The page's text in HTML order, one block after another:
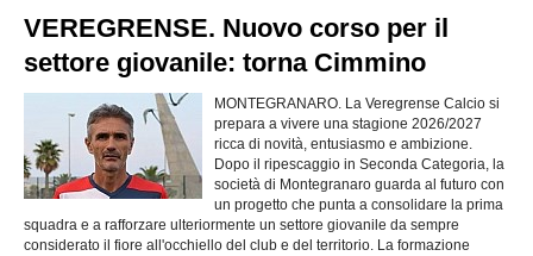
VEREGRENSE. Nuovo corso per il
settore giovanile: torna Cimmino
MONTEGRANARO. La Veregrense Calcio si
prepara a vivere una stagione 2026/2027
ricca di novità, entusiasmo e ambizione.
Dopo il ripescaggio in Seconda Categoria, la
società di Montegranaro guarda al futuro con
un progetto che punta a consolidare la prima
squadra e a rafforzare ulteriormente un settore giovanile da sempre
considerato il fiore all'occhiello del club e del territorio. La formazione